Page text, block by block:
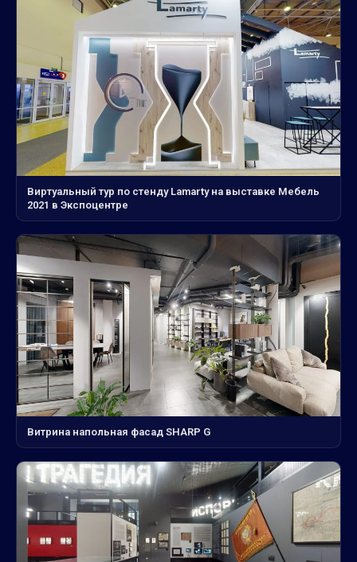
Виртуальный тур по стенду Lamarty на выставке Мебель
2021 в Экспоцентре
Витрина напольная фасад SHARP G